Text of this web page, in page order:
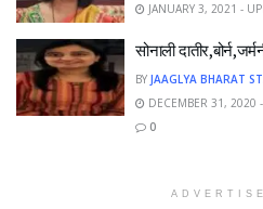
JANUARY 3, 2021 -
सोनाली
BY JAAGLYA BHARAT
DECEMBER 31, 2020
0